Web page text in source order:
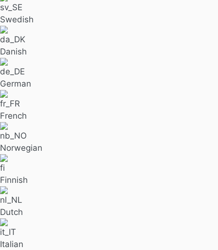
Swedish
Danish
German
French
Norwegian
Finnish
Dutch
Italian